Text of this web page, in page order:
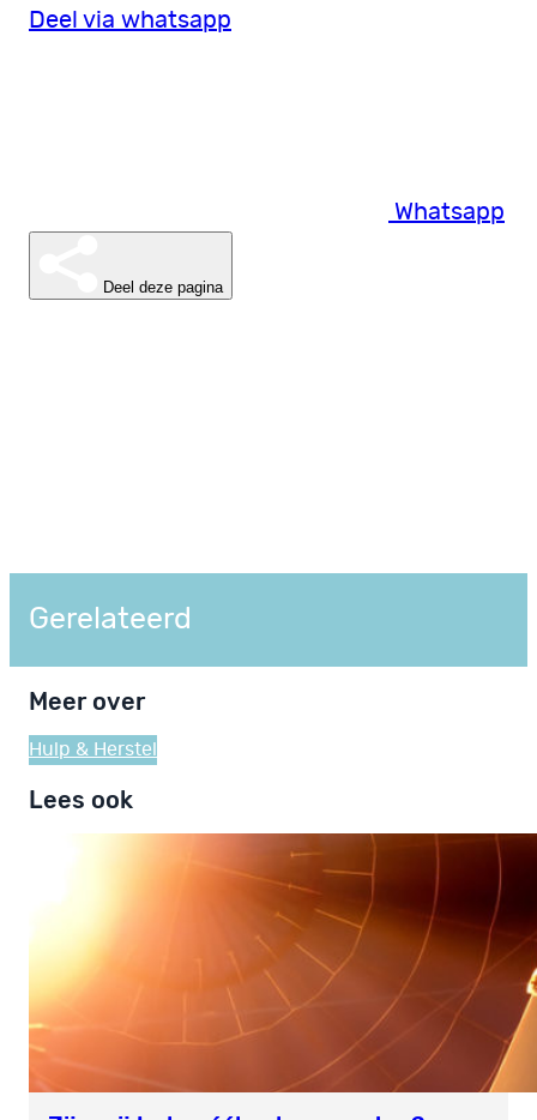
Deel via whatsapp
Whatsapp
Deel deze pagina
Gerelateerd
Meer over
Hulp & Herstel
Lees ook